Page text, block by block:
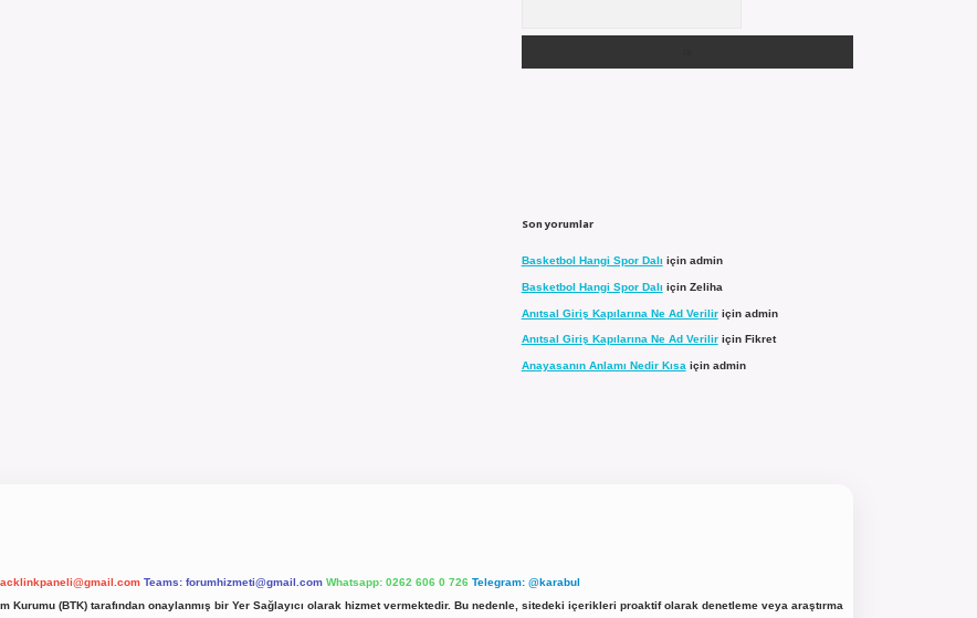
Son yorumlar
Basketbol Hangi Spor Dalı için admin
Basketbol Hangi Spor Dalı için Zeliha
Anıtsal Giriş Kapılarına Ne Ad Veriliriçin admin
Anıtsal Giriş Kapılarına Ne Ad Veriliriçin Fikret
Anayasanın Anlamı Nedir Kısa için admin
Teams: forumhizmeti@gmail.com Whatsapp: 0262 606 0 726 Telegram: @karabul
(BTK) tarafından onaylanmış bir Yer Sağlayıcı olarak hizmet vermektedir. Bu nedenle, sitedeki içerikleri proaktif olarak denetleme veya araştırma